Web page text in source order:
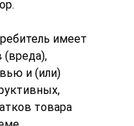
имеет
(вреда),
и (или)
товара